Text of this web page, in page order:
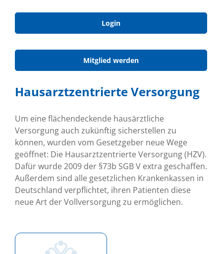
Login
Mitglied werden
Hausarztzentrierte Versorgung
Um eine flächendeckende hausärztliche
Versorgung auch zukünftig sicherstellen zu
können, wurden vom Gesetzgeber neue Wege
geöffnet: Die Hausarztzentrierte Versorgung (HZV).
Dafür wurde 2009 der §73b SGB V extra geschaffen.
Außerdem sind alle gesetzlichen Krankenkassen in
Deutschland verpflichtet, ihren Patienten diese
neue Art der Vollversorgung zu ermöglichen.